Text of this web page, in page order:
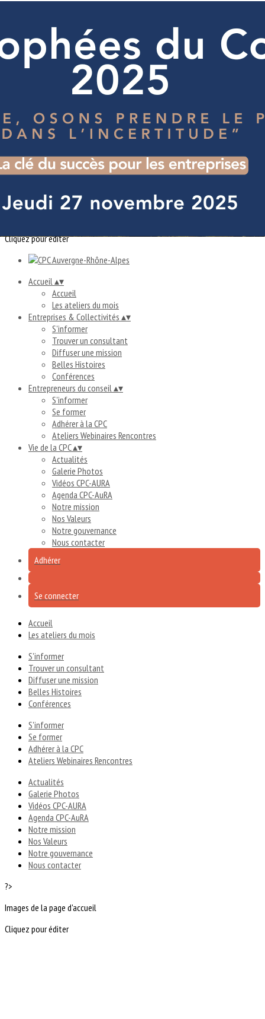
Exporter uniquement les colonnes affichées
Actualités
Galerie Photos
Vidéos CPC-AURA
Notre mission
Nos Valeurs
Nous contacter
Cliquez pour éditer
Accueil▴▾
Accueil
Les ateliers du mois
Entreprises & Collectivités ▴▾
S'informer
Trouver un consultant
Diffuser une mission
Belles Histoires
Conférences
Entrepreneurs du conseil▴▾
S'informer
Se former
Adhérer à la CPC
Ateliers Webinaires Rencontres
Vie de la CPC▴▾
Actualités
Galerie Photos
Vidéos CPC-AURA
Agenda CPC-AuRA
Notre mission
Nos Valeurs
Notre gouvernance
Nous contacter
Adhérer
Se connecter
Accueil
Les ateliers du mois
S'informer
Trouver un consultant
Diffuser une mission
Belles Histoires
Conférences
S'informer
Se former
Adhérer à la CPC
Ateliers Webinaires Rencontres
Actualités
Galerie Photos
Vidéos CPC-AURA
Agenda CPC-AuRA
Notre mission
Nos Valeurs
Notre gouvernance
Nous contacter
?>
Images de la page d'accueil
Cliquez pour éditer